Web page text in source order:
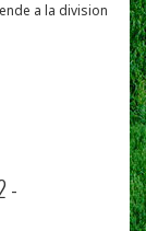
a la division
-